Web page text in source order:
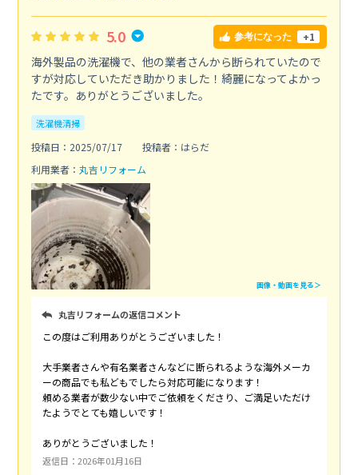
5.0 参考になった +1
海外製品の洗濯機で、他の業者さんから断られていたので
すが対応していただき助かりました！綺麗になってよかっ
たです。ありがとうございました。
洗濯機清掃
投稿日：2025/07/17
投稿者：はらだ
利用業者： 丸吉リフォーム
画像・動画を見る＞
丸吉リフォームの返信コメント
この度はご利用ありがとうございました！
大手業者さんや有名業者さんなどに断られるような海外メーカ
ーの商品でも私どもでしたら対応可能になります！
頼める業者が数少ない中でご依頼をくださり、ご満足いただけ
たようでとても嬉しいです！
ありがとうございました！
返信日：2026年01月16日